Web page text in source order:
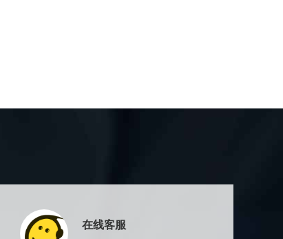
在线客服